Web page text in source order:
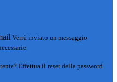
Verrà inviato un messaggio
Effettua il reset della password